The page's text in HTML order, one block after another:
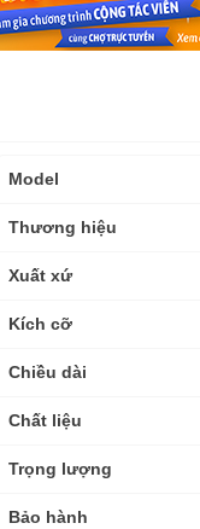
Thông
kỹ
Model
Thương hiệu
Xuất xứ
Kích cỡ
Chiều dài
Chất liệu
Trọng lượng
Bảo hành